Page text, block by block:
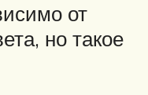
от
но такое